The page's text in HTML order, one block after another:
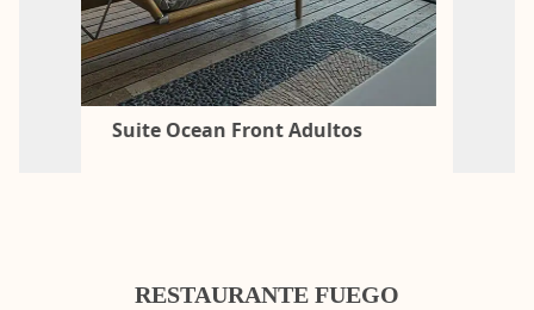
Suite Ocean Front Adultos
RESTAURANTE FUEGO